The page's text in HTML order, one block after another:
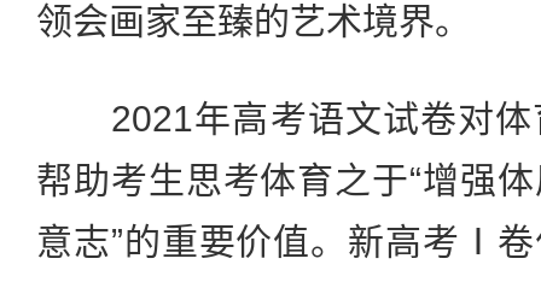
领会画家至臻的艺术境界。
2021年高考语文试卷对体
帮助考生思考体育之于“增强
意志”的重要价值。新高考Ⅰ